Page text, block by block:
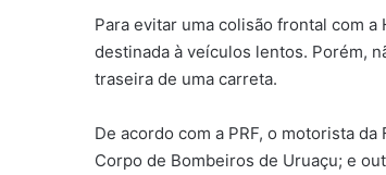
Para evitar uma colisão frontal com
destinada à veículos lentos. Porém,
traseira de uma carreta.
De acordo com a PRF, o motorista
Corpo de Bombeiros de Uruaçu; e